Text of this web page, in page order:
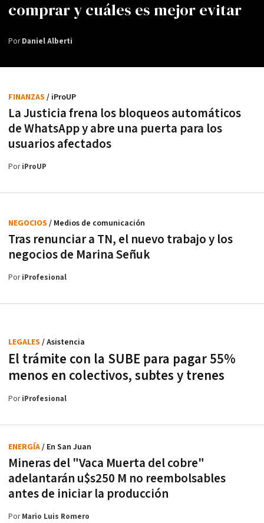
comprar y cuáles es mejor evitar
PorDaniel Alberti
La Justicia frena los bloqueos automáticos
de WhatsApp y abre una puerta para los
usuarios afectados
FINANZAS / iProUP
PoriProUP
Tras renunciar a TN, el nuevo trabajo y los
negocios de Marina Señuk
NEGOCIOS / Medios de comunicación
PoriProfesional
El trámite con la SUBE para pagar 55%
menos en colectivos, subtes y trenes
LEGALES / Asistencia
PoriProfesional
Mineras del "Vaca Muerta del cobre"
adelantarán u$s250 M no reembolsables
antes de iniciar la producción
ENERGÍA/ En San Juan
PorMario Luis Romero